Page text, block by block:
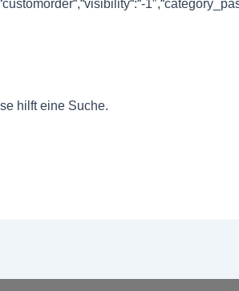
hilft eine Suche.